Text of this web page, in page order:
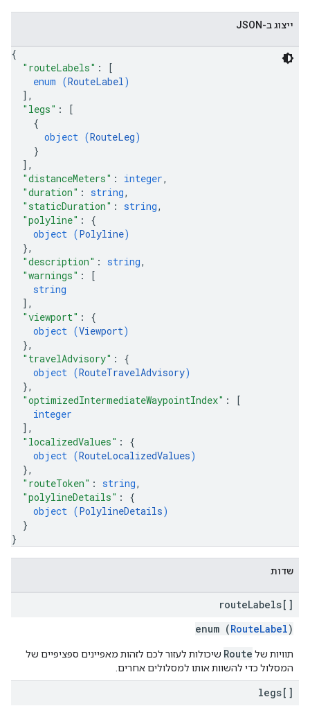
ייצוג ב-JSON
{
"routeLabels" :
[
enum (RouteLabel)
] ,
"legs" :
[
{
object (RouteLeg)
}
] ,
"distanceMeters" : integer,
"duration" : string,
"staticDuration" : string,
"polyline" : {
object (Polyline)
},
"description" : string,
"warnings" :
[
string
] ,
"viewport" : {
object (Viewport)
},
"travelAdvisory" : {
object (RouteTravelAdvisory)
},
"optimizedIntermediateWaypointIndex" :
[
integer
] ,
"localizedValues" : {
object (RouteLocalizedValues)
},
"routeToken" : string,
"polylineDetails" : {
object (PolylineDetails)
}
}
שדות
routeLabels[]
enum (RouteLabel)
תוויות של Route שיכולות לעזור לכם לזהות מאפיינים ספציפיים של
המסלול כדי להשוות אותו למסלולים אחרים.
legs[]